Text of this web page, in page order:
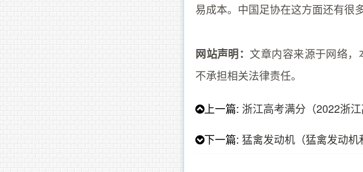
易成本。中国足协在这方面还有很
网站声明：文章内容来源于网络
不承担相关法律责任。
上一篇:浙江高考满分（2022浙江
下一篇:猛禽发动机（猛禽发动机